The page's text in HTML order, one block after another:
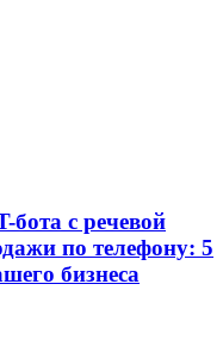
бота с речевой
по телефону: 5
бизнеса